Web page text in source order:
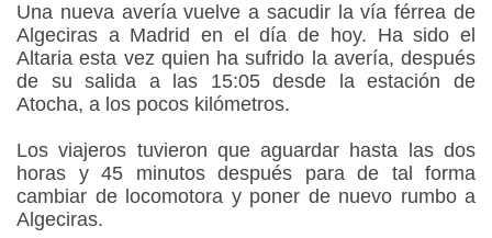
Una nueva avería vuelve a sacudir la vía férrea de
Algeciras a Madrid en el día de hoy. Ha sido el
Altaria esta vez quien ha sufrido la avería, después
de su salida a las 15:05 desde la estación de
Atocha, a los pocos kilómetros.
Los viajeros tuvieron que aguardar hasta las dos
horas y 45 minutos después para de tal forma
cambiar de locomotora y poner de nuevo rumbo a
Algeciras.